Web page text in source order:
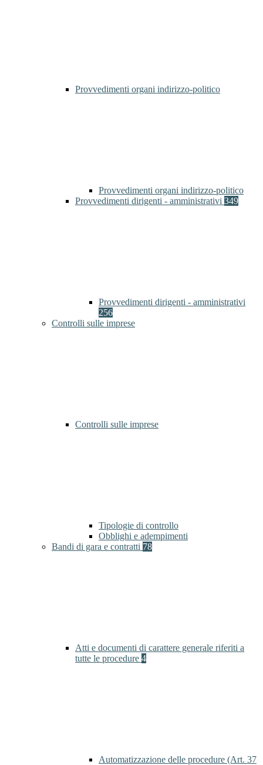
Provvedimenti organi indirizzo-politico
Provvedimenti organi indirizzo-politico
Provvedimenti dirigenti - amministrativi 349
Provvedimenti dirigenti - amministrativi
256
Controlli sulle imprese
Controlli sulle imprese
Tipologie di controllo
Obblighi e adempimenti
Bandi di gara e contratti 78
Atti e documenti di carattere generale riferiti a
tutte le procedure 4
Automatizzazione delle procedure (Art. 37